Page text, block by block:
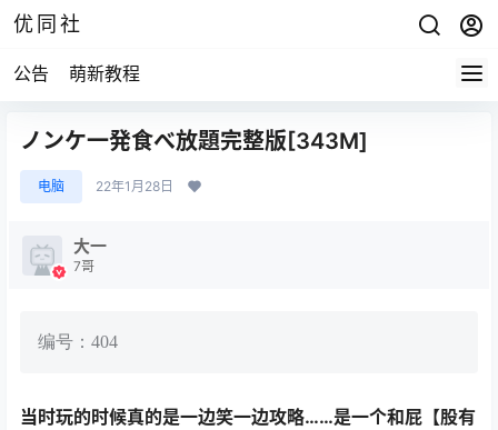
优同社
公告 萌新教程
ノンケ一発食べ放題完整版[343M]
电脑 22年1月28日
大一
7哥
编号：404
当时玩的时候真的是一边笑一边攻略……是一个和屁【股有